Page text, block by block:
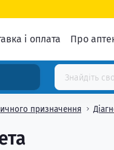
і оплата Про
призначення